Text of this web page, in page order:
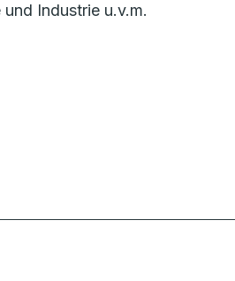
Industrie u.v.m.